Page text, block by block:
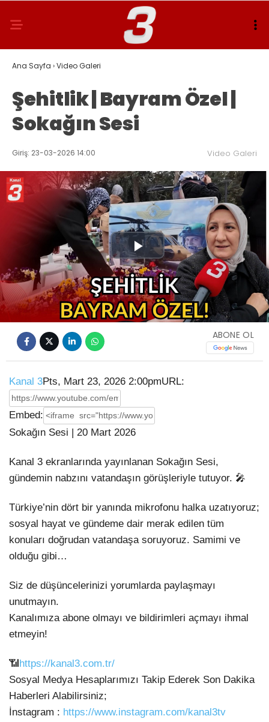
Ana Sayfa ›Video Galeri
Şehitlik | Bayram Özel |
Sokağın Sesi
Giriş: 23-03-2026 14:00 Video Galeri
Play
Video
ABONE OL
Kanal 3Pts, Mart 23, 2026 2:00pmURL:
Embed:
Sokağın Sesi | 20 Mart 2026
Kanal 3 ekranlarında yayınlanan Sokağın Sesi,
gündemin nabzını vatandaşın görüşleriyle tutuyor. 🎤
Türkiye’nin dört bir yanında mikrofonu halka uzatıyoruz;
sosyal hayat ve gündeme dair merak edilen tüm
konuları doğrudan vatandaşa soruyoruz. Samimi ve
olduğu gibi…
Siz de düşüncelerinizi yorumlarda paylaşmayı
unutmayın.
Kanalımıza abone olmayı ve bildirimleri açmayı ihmal
etmeyin!
📶 https://kanal3.com.tr/
Sosyal Medya Hesaplarımızı Takip Ederek Son Dakika
Haberleri Alabilirsiniz;
İnstagram : https://www.instagram.com/kanal3tv